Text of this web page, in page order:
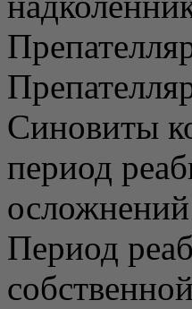
Синовиты
период
осложнений
Период